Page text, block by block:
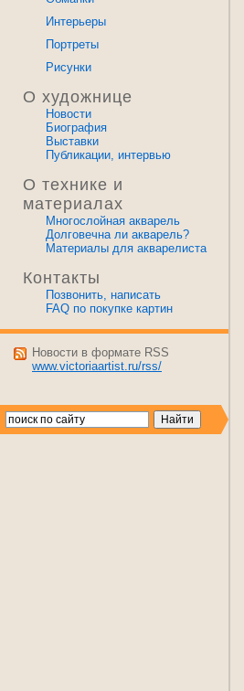
Интерьеры
Портреты
Рисунки
О художнице
Новости
Биография
Выставки
Публикации, интервью
О технике и
материалах
Многослойная акварель
Долговечна ли акварель?
Материалы для акварелиста
Контакты
Позвонить, написать
FAQ по покупке картин
Новости в формате RSS
www.victoriaartist.ru/rss/